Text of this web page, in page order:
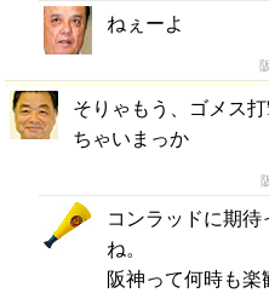
ねぇーよ
そりゃもう、ゴメス
ちゃいまっか
コンラッドに期
ね。
阪神って何時も